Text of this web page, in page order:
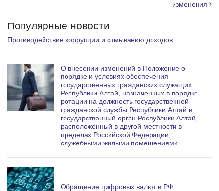
изменения
Популярные новости
Противодействие коррупции и отмыванию доходов
О внесении изменений в Положение о
порядке и условиях обеспечения
государственных гражданских служащих
Республики Алтай, назначенных в порядке
ротации на должность государственной
гражданской службы Республики Алтай в
государственный орган Республики Алтай,
расположенный в другой местности в
пределах Российской Федерации,
служебными жилыми помещениями
Обращение цифровых валют в РФ: